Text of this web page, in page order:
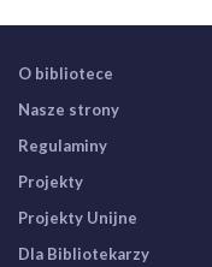
O bibliotece
Nasze strony
Regulaminy
Projekty
Projekty Unijne
Dla Bibliotekarzy